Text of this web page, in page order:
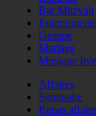
Bar Mitzvah
Groupe
Mariage
Musique live
Affaires
Seminaire
Repas